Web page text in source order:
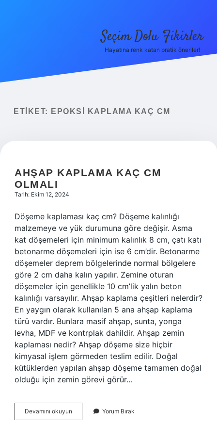
Yasal Uyarı
menüyüSeçim Dolu Fikirler
Hayatına renk katan pratik öneriler!
ETIKET: EPOKSI KAPLAMA KAÇ CM
AHŞAP KAPLAMA KAÇ CM
OLMALI
Tarih: Ekim 12, 2024
Döşeme kaplaması kaç cm? Döşeme kalınlığı
malzemeye ve yük durumuna göre değişir. Asma
kat döşemeleri için minimum kalınlık 8 cm, çatı katı
betonarme döşemeleri için ise 6 cm’dir. Betonarme
döşemeler deprem bölgelerinde normal bölgelere
göre 2 cm daha kalın yapılır. Zemine oturan
döşemeler için genellikle 10 cm’lik yalın beton
kalınlığı varsayılır. Ahşap kaplama çeşitleri nelerdir?
En yaygın olarak kullanılan 5 ana ahşap kaplama
türü vardır. Bunlara masif ahşap, sunta, yonga
levha, MDF ve kontrplak dahildir. Ahşap zemin
kaplaması nedir? Ahşap döşeme size hiçbir
kimyasal işlem görmeden teslim edilir. Doğal
kütüklerden yapılan ahşap döşeme tamamen doğal
olduğu için zemin görevi görür…
Devamını okuyun
Kaplama
Yorum Bırak